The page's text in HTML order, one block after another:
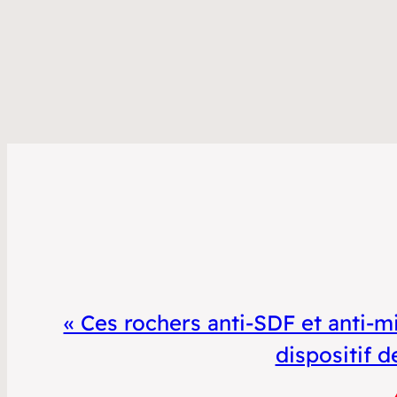
« Ces rochers anti-SDF et anti-
dispositif